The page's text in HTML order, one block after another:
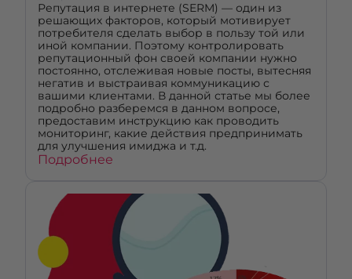
Репутация в интернете (SERM) — один из
решающих факторов, который мотивирует
потребителя сделать выбор в пользу той или
иной компании. Поэтому контролировать
репутационный фон своей компании нужно
постоянно, отслеживая новые посты, вытесняя
негатив и выстраивая коммуникацию с
вашими клиентами. В данной статье мы более
подробно разберемся в данном вопросе,
предоставим инструкцию как проводить
мониторинг, какие действия предпринимать
для улучшения имиджа и т.д.
Подробнее